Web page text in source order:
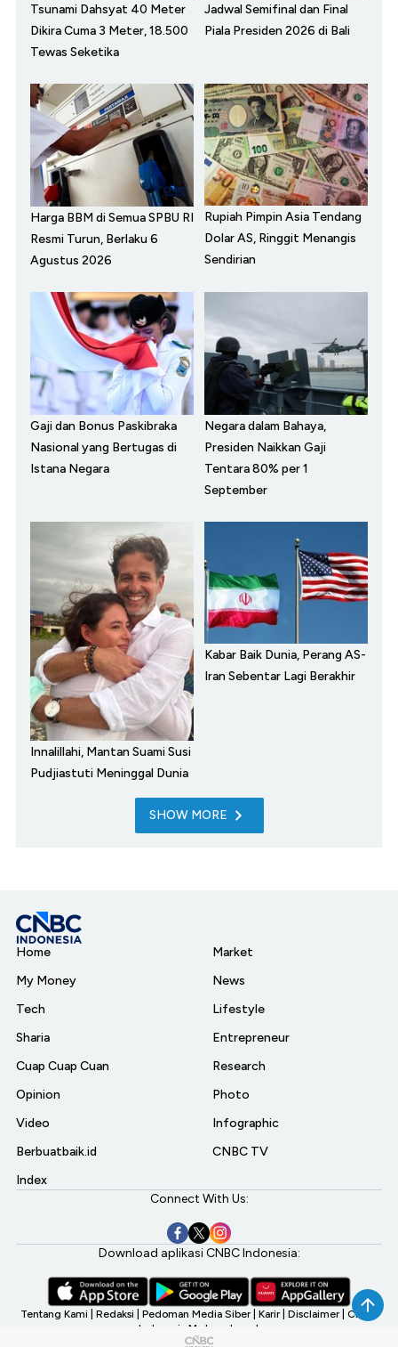
Tsunami Dahsyat 40 Meter
Dikira Cuma 3 Meter, 18.500
Tewas Seketika
Jadwal Semifinal dan Final
Piala Presiden 2026 di Bali
Harga BBM di Semua SPBU RI
Resmi Turun, Berlaku 6
Agustus 2026
Rupiah Pimpin Asia Tendang
Dolar AS, Ringgit Menangis
Sendirian
Gaji dan Bonus Paskibraka
Nasional yang Bertugas di
Istana Negara
Negara dalam Bahaya,
Presiden Naikkan Gaji
Tentara 80% per 1
September
Innalillahi, Mantan Suami Susi
Pudjiastuti Meninggal Dunia
Kabar Baik Dunia, Perang AS-
Iran Sebentar Lagi Berakhir
SHOW MORE
Home
My Money
Tech
Sharia
Cuap Cuap Cuan
Opinion
Video
Berbuatbaik.id
Index
Market
News
Lifestyle
Entrepreneur
Research
Photo
Infographic
CNBC TV
Connect With Us:
Download aplikasi CNBC Indonesia:
Tentang Kami Redaksi Pedoman Media Siber Karir Disclaimer CNBC
Indonesia My Investment
©2026 CNBC Indonesia, A Transmedia Company